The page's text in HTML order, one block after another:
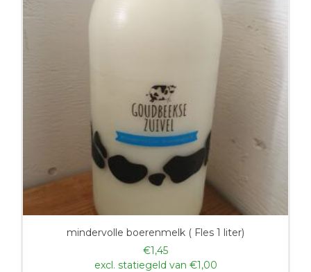
mindervolle boerenmelk ( Fles 1 liter)
€1,45
excl. statiegeld van €1,00